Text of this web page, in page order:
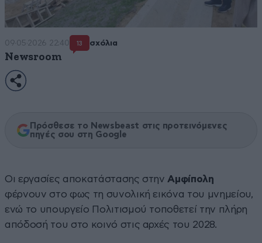
09·05·2026 22:40 13 σχόλια
Newsroom
Πρόσθεσε το Newsbeast στις προτεινόμενες
πηγές σου στη Google
Οι εργασίες αποκατάστασης στην Αμφίπολη
φέρνουν στο φως τη συνολική εικόνα του μνημείου,
ενώ το υπουργείο Πολιτισμού τοποθετεί την πλήρη
απόδοσή του στο κοινό στις αρχές του 2028.